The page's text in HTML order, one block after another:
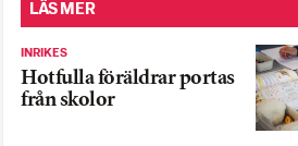
LÄS MER
INRIKES
Hotfulla föräldrar portas
från skolor